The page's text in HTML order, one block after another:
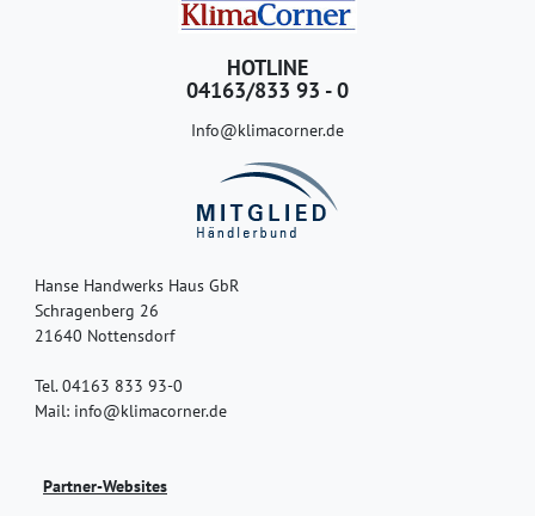
HOTLINE
04163/833 93 - 0
Info@klimacorner.de
Hanse Handwerks Haus GbR
Schragenberg 26
21640 Nottensdorf
Tel. 04163 833 93-0
Mail: info@klimacorner.de
Partner-Websites